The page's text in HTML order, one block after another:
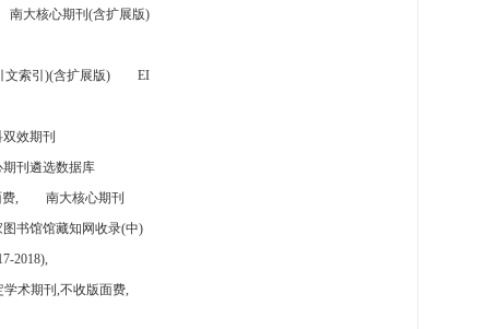
南大核心期刊(含扩展版)
文索引)(含扩展版)
EI
效期刊
期刊遴选数据库
,
南大核心期刊
书馆馆藏知网收录(中)
2018),
术期刊,不收版面费,